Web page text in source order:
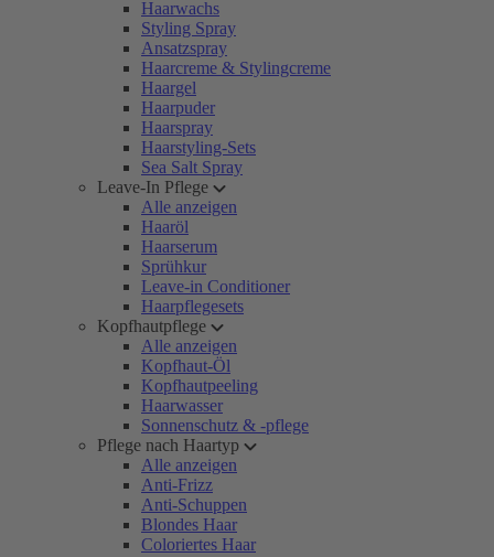
Haarwachs
Styling Spray
Ansatzspray
Haarcreme & Stylingcreme
Haargel
Haarpuder
Haarspray
Haarstyling-Sets
Sea Salt Spray
Leave-In Pflege
Alle anzeigen
Haaröl
Haarserum
Sprühkur
Leave-in Conditioner
Haarpflegesets
Kopfhautpflege
Alle anzeigen
Kopfhaut-Öl
Kopfhautpeeling
Haarwasser
Sonnenschutz & -pflege
Pflege nach Haartyp
Alle anzeigen
Anti-Frizz
Anti-Schuppen
Blondes Haar
Coloriertes Haar